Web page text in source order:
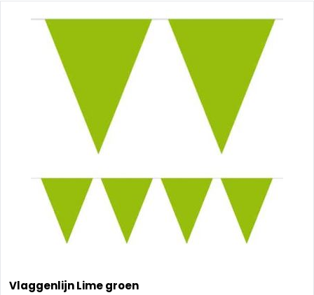
Vlaggenlijn Lime groen